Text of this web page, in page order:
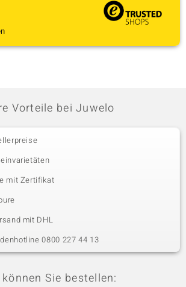
Vorteile bei Juwelo
mit Zertifikat
mit DHL
0800 227 44 13
können Sie bestellen: